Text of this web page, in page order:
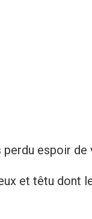
perdu espoir de
et têtu dont